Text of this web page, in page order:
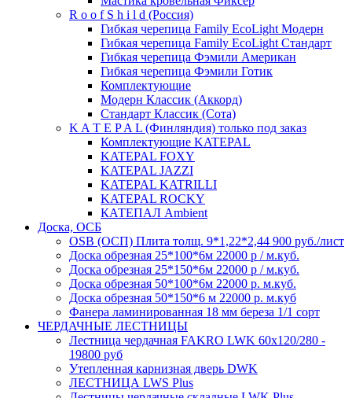
R o o f S h i l d (Россия)
Гибкая черепица Family ЕсоLight Модерн
Гибкая черепица Family ЕсоLight Стандарт
Гибкая черепица Фэмили Американ
Гибкая черепица Фэмили Готик
Комплектующие
Модерн Классик (Аккорд)
Стандарт Классик (Сота)
K A T E P A L (Финляндия) только под заказ
Комплектующие KATEPAL
KATEPAL FOXY
KATEPAL JAZZI
KATEPAL KATRILLI
KATEPAL ROCKY
КАТЕПАЛ Ambient
Доска, ОСБ
OSB (ОСП) Плита толщ. 9*1,22*2,44 900 руб./лист
Доска обрезная 25*100*6м 22000 р / м.куб.
Доска обрезная 25*150*6м 22000 р / м.куб.
Доска обрезная 50*100*6м 22000 р. м.куб.
Доска обрезная 50*150*6 м 22000 р. м.куб
Фанера ламинированная 18 мм береза 1/1 сорт
ЧЕРДАЧНЫЕ ЛЕСТНИЦЫ
Лестница чердачная FAKRO LWK 60х120/280 -
19800 руб
Утепленная карнизная дверь DWK
ЛЕСТНИЦА LWS Plus